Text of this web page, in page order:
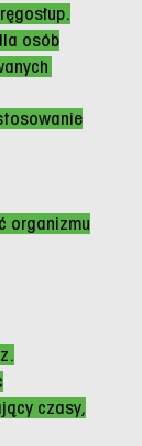
osób
organizmu
czasy,